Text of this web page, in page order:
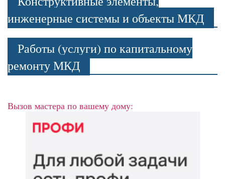
инженерные системы и объекты МКД
Работы (услуги) по капитальному
ремонту МКД
Вызов мастера по вашему дому: